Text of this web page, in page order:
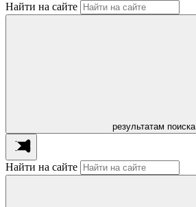
Найти на сайте
результатам поиска
Найти на сайте